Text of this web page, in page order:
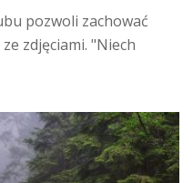
pozwoli zachować
zdjęciami. "Niech